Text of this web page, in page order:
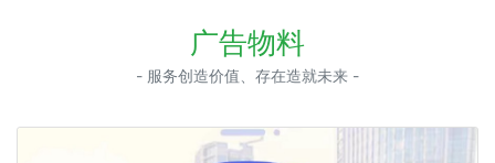
广告物料
- 服务创造价值、存在造就未来 -